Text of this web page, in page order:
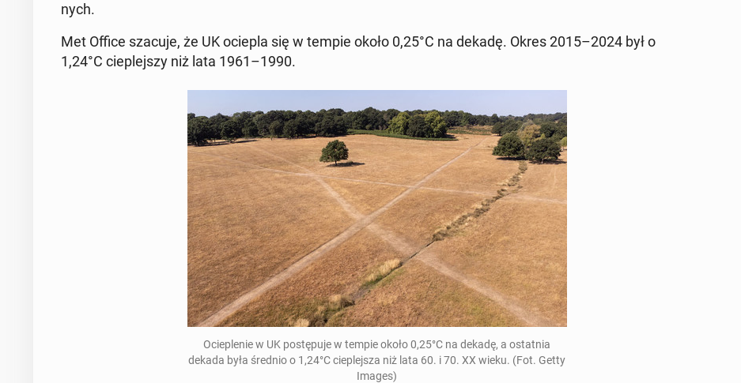
nych.
Met Office szacuje, że UK ociepla się w tempie około 0,25°C na dekadę. Okres 2015–2024 był o
1,24°C cie­plej­szy niż lata 1961–1990.
Ocie­ple­nie w UK po­stę­pu­je w tempie około 0,25°C na dekadę, a ostat­nia
dekada była średnio o 1,24°C cie­plej­sza niż lata 60. i 70. XX wieku. (Fot. Getty
Images)